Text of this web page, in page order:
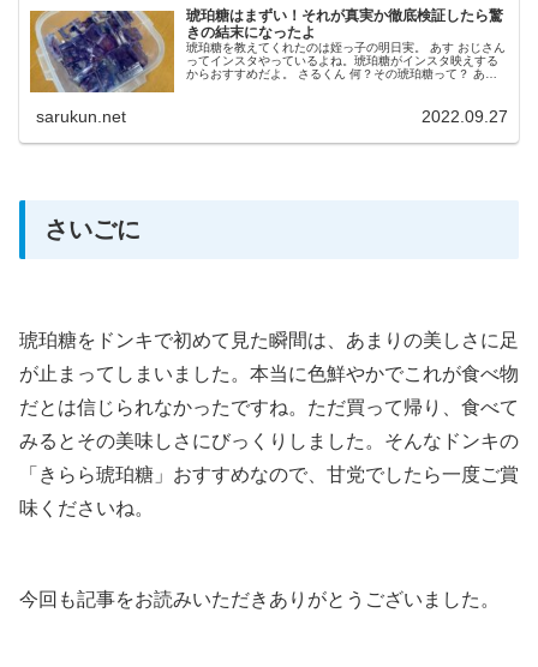
琥珀糖はまずい！それが真実か徹底検証したら驚
きの結末になったよ
琥珀糖を教えてくれたのは姪っ子の明日実。 あす おじさん
ってインスタやっているよね。琥珀糖がインスタ映えする
からおすすめだよ。 さるくん 何？その琥珀糖って？ あす
sarukun.net 2022.09.27
さいごに
琥珀糖をドンキで初めて見た瞬間は、あまりの美しさに足
が止まってしまいました。本当に色鮮やかでこれが食べ物
だとは信じられなかったですね。ただ買って帰り、食べて
みるとその美味しさにびっくりしました。そんなドンキの
「きらら琥珀糖」おすすめなので、甘党でしたら一度ご賞
味くださいね。
今回も記事をお読みいただきありがとうございました。